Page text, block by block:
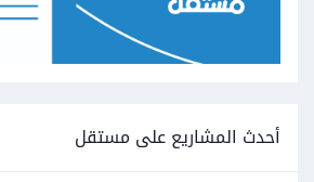
أحدث المشاريع على مستقل